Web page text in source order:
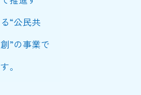
る“公民共
創”の事業で
す。